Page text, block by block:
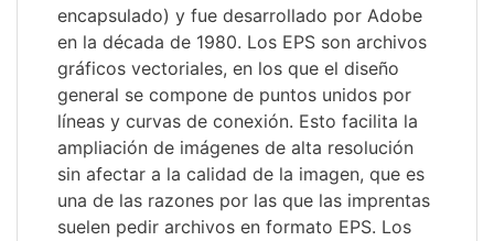
encapsulado) y fue desarrollado por Adobe
en la década de 1980. Los EPS son archivos
gráficos vectoriales, en los que el diseño
general se compone de puntos unidos por
líneas y curvas de conexión. Esto facilita la
ampliación de imágenes de alta resolución
sin afectar a la calidad de la imagen, que es
una de las razones por las que las imprentas
suelen pedir archivos en formato EPS. Los